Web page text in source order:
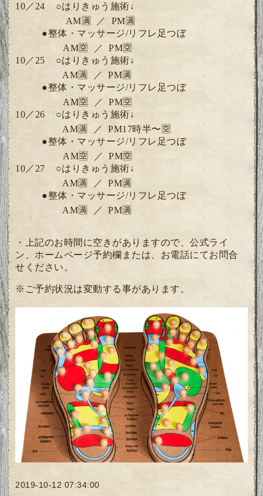
10／24 ○はりきゅう施術↓
AM🈵 ／ PM🈵
●整体・マッサージ/リフレ足つぼ
AM🈳 ／ PM🈳
10／25 ○はりきゅう施術↓
AM🈵 ／ PM🈵
●整体・マッサージ/リフレ足つぼ
AM🈳 ／ PM🈳
10／26 ○はりきゅう施術↓
AM🈵 ／ PM17時半〜🈳
●整体・マッサージ/リフレ足つぼ
AM🈳 ／ PM🈳
10／27 ○はりきゅう施術↓
AM🈵 ／ PM🈵
●整体・マッサージ/リフレ足つぼ
AM🈵 ／ PM🈵
・上記のお時間に空きがありますので、公式ライ
ン、ホームページ予約欄または、お電話にてお問合
せください。
※ご予約状況は変動する事があります。
2019-10-12 07:34:00